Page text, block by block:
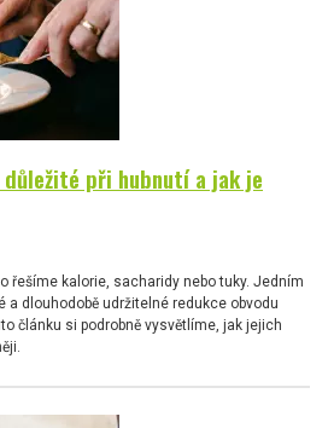
při hubnutí a jak je
řešíme kalorie, sacharidy nebo tuky. Jedním
a dlouhodobě udržitelné redukce obvodu
článku si podrobně vysvětlíme, jak jejich